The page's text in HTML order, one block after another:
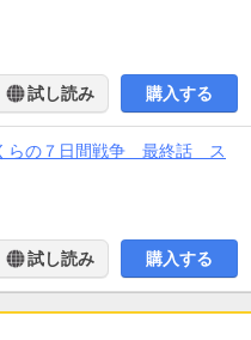
試し読み 購入する
らの７日間戦争 最終話 ス
試し読み 購入する